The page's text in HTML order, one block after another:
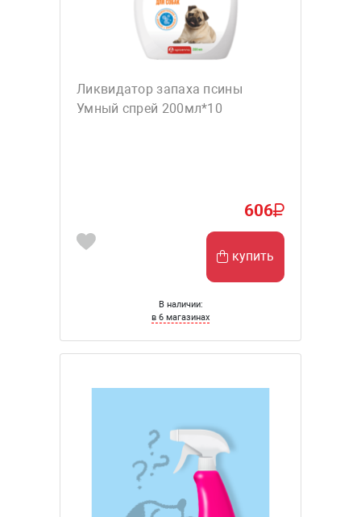
Ликвидатор запаха псины
Умный спрей 200мл*10
606
купить
В наличии:
в 6 магазинах